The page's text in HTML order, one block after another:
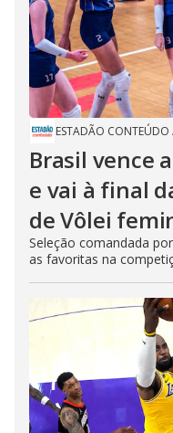
ESTADÃO CONTEÚDO
Brasil vence
e vai à final
de Vôlei
Seleção comandada
as favoritas na